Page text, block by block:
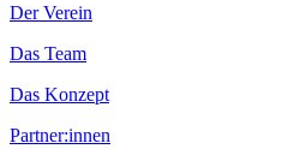
Der Verein
Das Team
Das Konzept
Partner:innen